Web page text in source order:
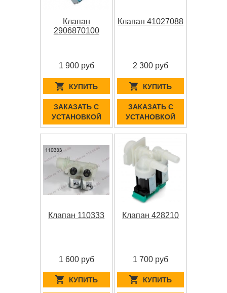
Клапан
2906870100
1 900 руб
КУПИТЬ
ЗАКАЗАТЬ С
УСТАНОВКОЙ
Клапан 41027088
2 300 руб
КУПИТЬ
ЗАКАЗАТЬ С
УСТАНОВКОЙ
Клапан 110333
1 600 руб
КУПИТЬ
Клапан 428210
1 700 руб
КУПИТЬ